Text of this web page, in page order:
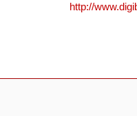
http://